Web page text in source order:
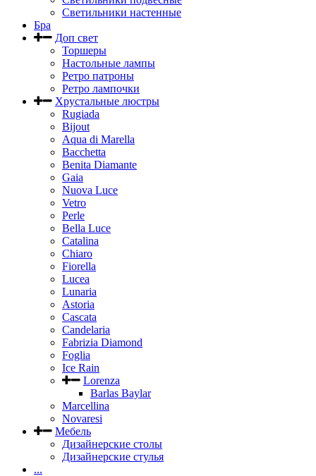
Светильники настенные
Бра
Доп свет
Торшеры
Настольные лампы
Ретро патроны
Ретро лампочки
Хрустальные люстры
Rugiada
Bijout
Aqua di Marella
Bacchetta
Benita Diamante
Gaia
Nuova Luce
Vetro
Perle
Bella Luce
Сatalina
Chiaro
Fiorella
Lucea
Lunaria
Astoria
Cascata
Candelaria
Fabrizia Diamond
Foglia
Ice Rain
Lorenza
Barlas Baylar
Marcellina
Novaresi
Мебель
Дизайнерские столы
Дизайнерские стулья
...